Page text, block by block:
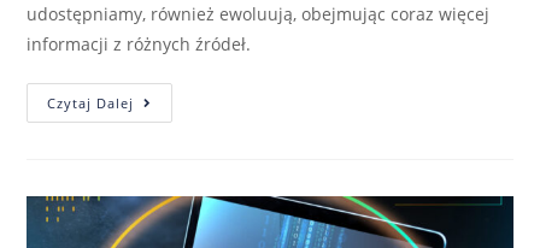
udostępniamy, również ewoluują, obejmując coraz więcej
informacji z różnych źródeł.
Czytaj Dalej